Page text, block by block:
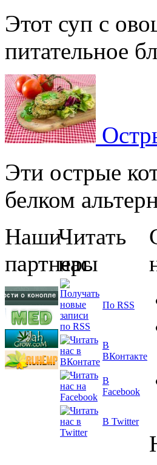
Этот суп с
питательное
Эти острые
белком
Наши
партнеры
Читать
нас
По RSS
В
ВКонтакте
В
Facebook
В Twitter